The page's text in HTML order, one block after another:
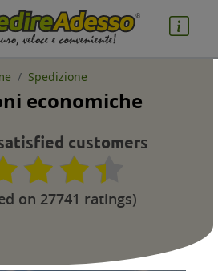
Spedizione
economiche
customers
on 27741 ratings)